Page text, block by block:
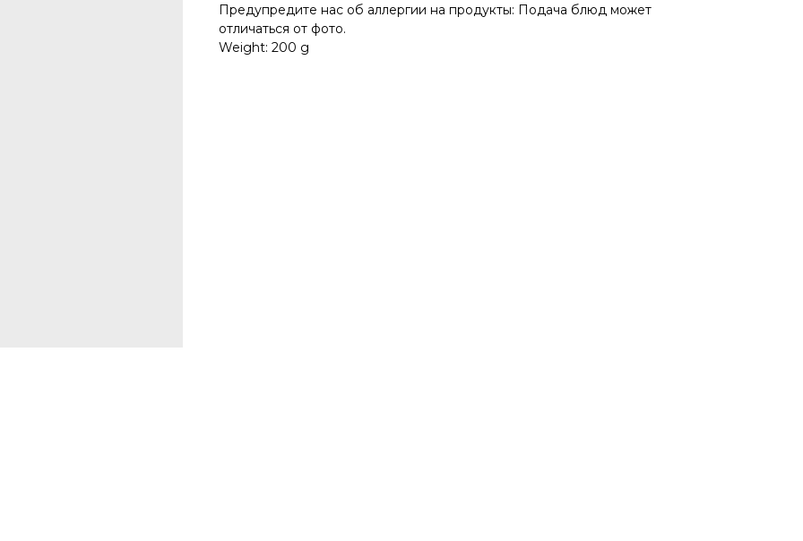
Предупредите нас об аллергии на продукты: Подача блюд может
отличаться от фото.
Weight: 200 g